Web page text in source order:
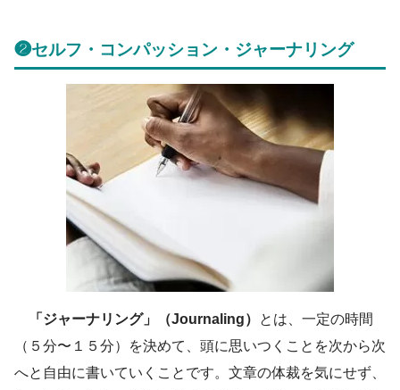
❷セルフ・コンパッション・ジャーナリング
「ジャーナリング」（Journaling）
とは、一定の時間
（５分〜１５分）を決めて、頭に思いつくことを次から次
へと自由に書いていくことです。文章の体裁を気にせず、